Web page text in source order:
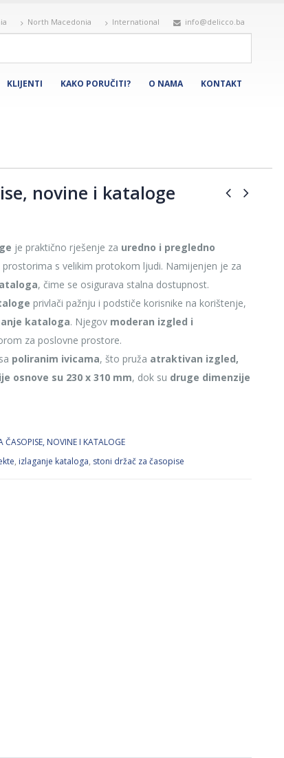
North Macedonia International info@delicco.ba
KLIJENTI KAKO PORUČITI? O NAMA KONTAKT
novine i kataloge
je praktično rješenje za uredno i pregledno
prostorima s velikim protokom ljudi. Namijenjen je za
, čime se osigurava stalna dostupnost.
privlači pažnju i podstiče korisnike na korištenje,
kataloga. Njegov moderan izgled i
za poslovne prostore.
sa poliranim ivicama, što pruža atraktivan izgled,
osnove su 230 x 310 mm, dok su druge dimenzije
ČASOPISE, NOVINE I KATALOGE
, izlaganje kataloga, stoni držač za časopise